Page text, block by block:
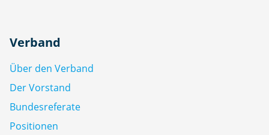
Verband
Über den Verband
Der Vorstand
Bundesreferate
Positionen